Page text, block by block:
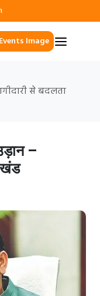
Events Image
से बदलता
–